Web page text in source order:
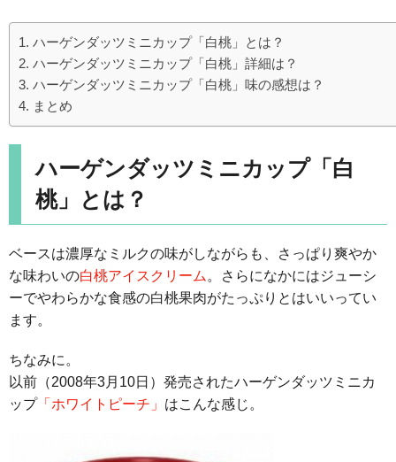
ハーゲンダッツミニカップ「白桃」とは？
ハーゲンダッツミニカップ「白桃」詳細は？
ハーゲンダッツミニカップ「白桃」味の感想は？
まとめ
ハーゲンダッツミニカップ「白
桃」とは？
ベースは濃厚なミルクの味がしながらも、さっぱり爽やか
な味わいの白桃アイスクリーム 。さらになかにはジューシ
ーでやわらかな食感の白桃果肉がたっぷりとはいいってい
ます。
ちなみに。
以前（2008年3月10日）発売されたハーゲンダッツミニカ
ップ「ホワイトピーチ」 はこんな感じ。